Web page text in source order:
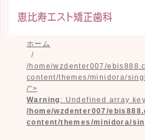
ホーム
/home/wzdenter007/
content/themes/minidora/
/">
Warning : Undefined array
/home/wzdenter007/
content/themes/minidora/